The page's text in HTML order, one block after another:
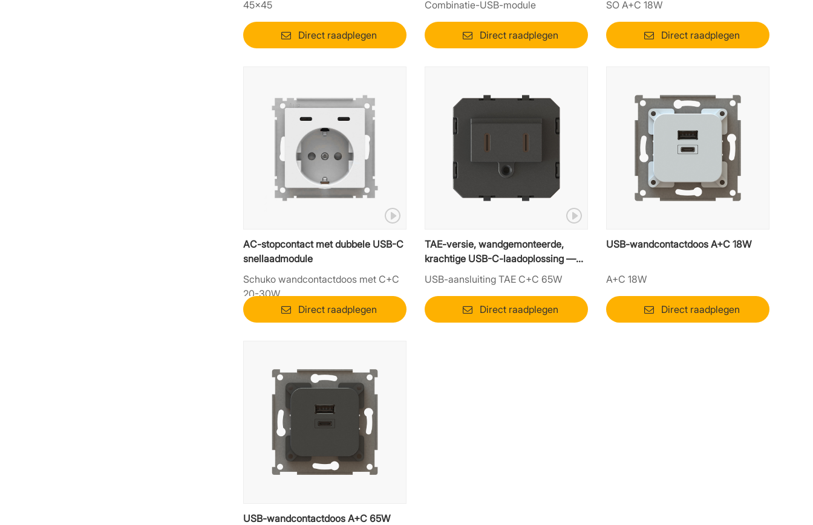
45×45
Direct raadplegen
Combinatie-USB-module
Direct raadplegen
SO A+C 18W
Direct raadplegen
AC-stopcontact met dubbele USB-C
snellaadmodule
Schuko wandcontactdoos met C+C
20-30W
Direct raadplegen
TAE-versie, wandgemonteerde,
krachtige USB-C-laadoplossing —
65W PD-uitgang
USB-aansluiting TAE C+C 65W
Direct raadplegen
USB-wandcontactdoos A+C 18W
A+C 18W
Direct raadplegen
USB-wandcontactdoos A+C 65W